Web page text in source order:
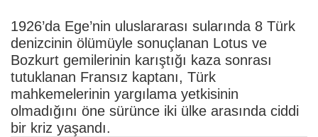
1926’da Ege’nin uluslararası sularında 8 Türk
denizcinin ölümüyle sonuçlanan Lotus ve
Bozkurt gemilerinin karıştığı kaza sonrası
tutuklanan Fransız kaptanı, Türk
mahkemelerinin yargılama yetkisinin
olmadığını öne sürünce iki ülke arasında ciddi
bir kriz yaşandı.